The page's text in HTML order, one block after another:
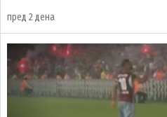
пред 2 дена